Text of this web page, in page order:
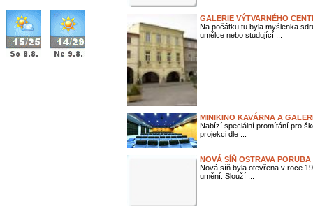
GALERIE VÝTVARNÉHO
Na počátku tu byla myšlenka
umělce nebo studující ...
MINIKINO KAVÁRNA A
Nabízí speciální promítání pro
projekci dle ...
NOVÁ SÍŇ OSTRAVA PORUBA
Nová síň byla otevřena v roce
umění. Slouží ...